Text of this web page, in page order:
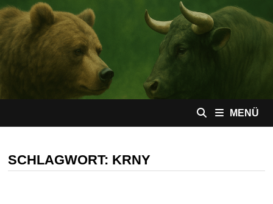
Zum
Inhalt
springen
MENÜ
SCHLAGWORT: KRNY